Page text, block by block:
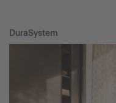
DuraSystem